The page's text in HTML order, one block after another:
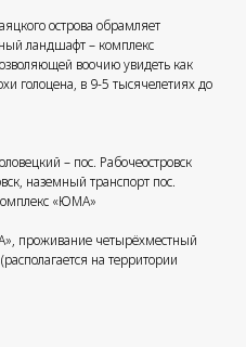
острова обрамляет
ландшафт – комплекс
воочию увидеть как
голоцена, в 9-5 тысячелетиях до
– пос. Рабочеостровск
наземный транспорт пос.
«ЮМА»
проживание четырёхместный
на территории